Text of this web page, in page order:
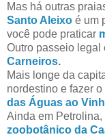
Mas há outras
Santo Aleixo é um
você pode praticar
Outro passeio legal
Carneiros.
Mais longe da
nordestino e fazer o
das Águas ao
Ainda em
zoobotânico da